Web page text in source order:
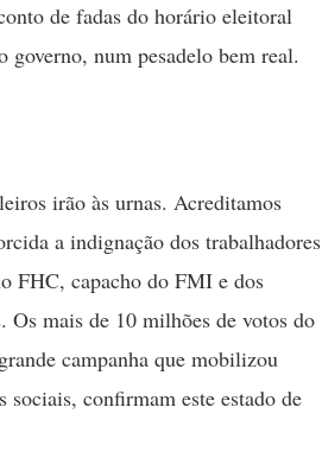
de fadas do horário eleitoral
num pesadelo bem real.
irão às urnas. Acreditamos
a indignação dos trabalhadores
FHC, capacho do FMI e dos
Os mais de 10 milhões de votos do
campanha que mobilizou
sociais, confirmam este estado de